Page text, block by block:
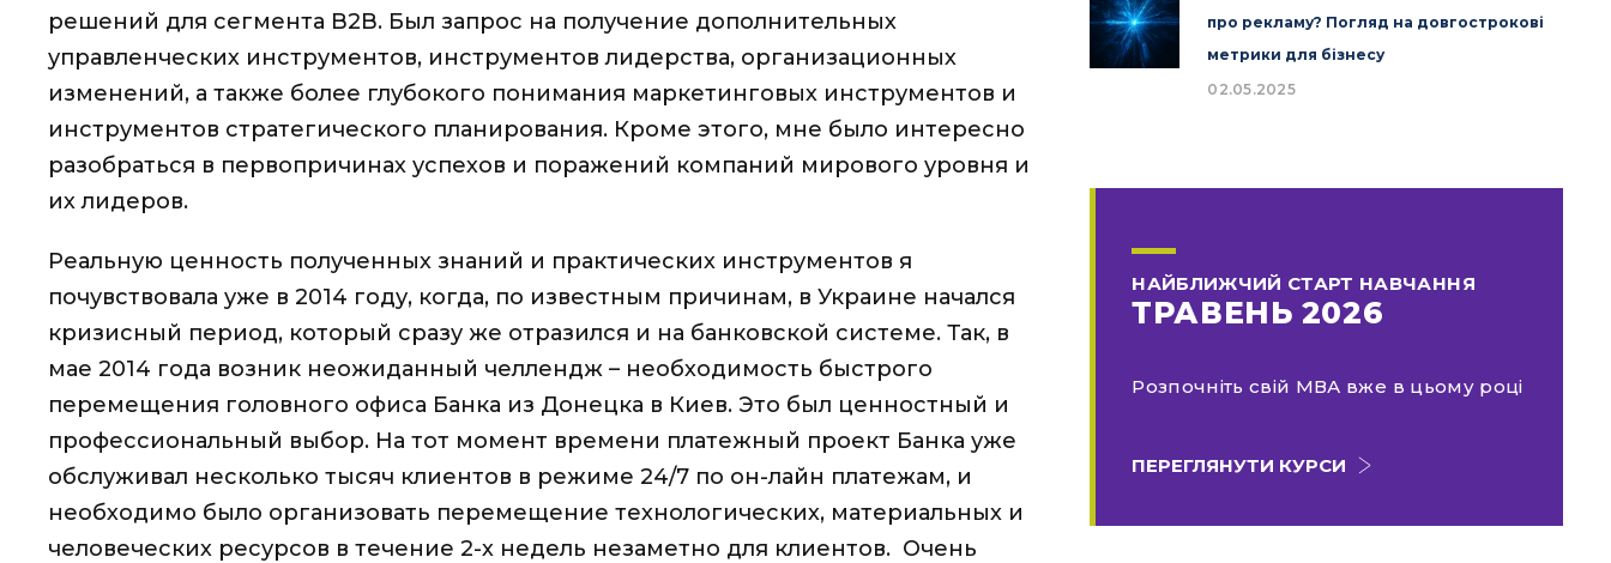
решений для сегмента B2B. Был запрос на получение дополнительных
управленческих инструментов, инструментов лидерства, организационных
изменений, а также более глубокого понимания маркетинговых инструментов и
инструментов стратегического планирования. Кроме этого, мне было интересно
разобраться в первопричинах успехов и поражений компаний мирового уровня и
их лидеров.
Реальную ценность полученных знаний и практических инструментов я
почувствовала уже в 2014 году, когда, по известным причинам, в Украине начался
кризисный период, который сразу же отразился и на банковской системе. Так, в
мае 2014 года возник неожиданный челлендж – необходимость быстрого
перемещения головного офиса Банка из Донецка в Киев. Это был ценностный и
профессиональный выбор. На тот момент времени платежный проект Банка уже
обслуживал несколько тысяч клиентов в режиме 24/7 по он-лайн платежам, и
необходимо было организовать перемещение технологических, материальных и
человеческих ресурсов в течение 2-х недель незаметно для клиентов. Очень
про рекламу? Погляд на довгострокові
метрики для бізнесу
02.05.2025
НАЙБЛИЖЧИЙ СТАРТ НАВЧАННЯ
ТРАВЕНЬ 2026
Розпочніть свій МВА вже в цьому році
ПЕРЕГЛЯНУТИ КУРСИ